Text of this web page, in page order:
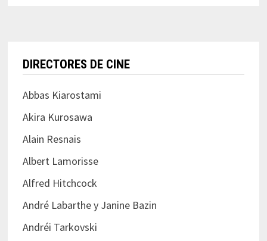
DIRECTORES DE CINE
Abbas Kiarostami
Akira Kurosawa
Alain Resnais
Albert Lamorisse
Alfred Hitchcock
André Labarthe y Janine Bazin
Andréi Tarkovski